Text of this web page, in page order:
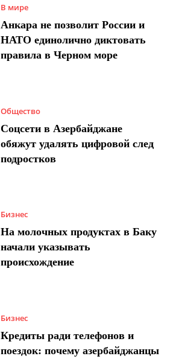
В мире
Анкара не позволит России и
НАТО единолично диктовать
правила в Черном море
Общество
Соцсети в Азербайджане
обяжут удалять цифровой след
подростков
Бизнес
На молочных продуктах в Баку
начали указывать
происхождение
Бизнес
Кредиты ради телефонов и
поездок: почему азербайджанцы